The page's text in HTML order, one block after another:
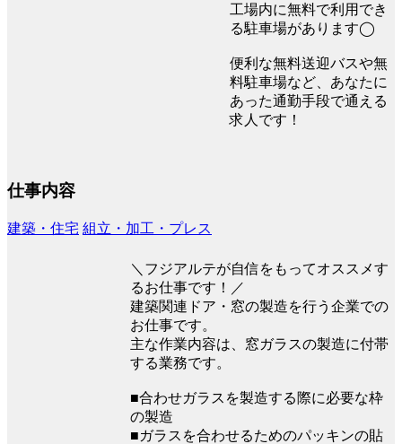
工場内に無料で利用でき
る駐車場があります◯
便利な無料送迎バスや無
料駐車場など、あなたに
あった通勤手段で通える
求人です！
仕事内容
建築・住宅 組立・加工・プレス
＼フジアルテが自信をもってオススメす
るお仕事です！／
建築関連ドア・窓の製造を行う企業での
お仕事です。
主な作業内容は、窓ガラスの製造に付帯
する業務です。
■合わせガラスを製造する際に必要な枠
の製造
■ガラスを合わせるためのパッキンの貼